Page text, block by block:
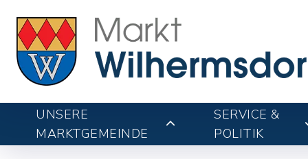
UNSERE
MARKTGEMEINDE
SERVICE &
POLITIK